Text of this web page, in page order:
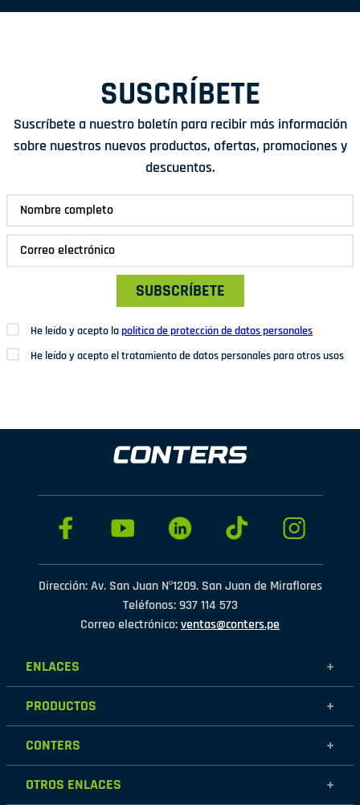
SUSCRÍBETE
Suscríbete a nuestro boletín para recibir más información
sobre nuestros nuevos productos, ofertas, promociones y
descuentos.
SUBSCRÍBETE
He leído y acepto lapolítica de protección de datos personales
He leído y acepto el tratamiento de datos personales para otros usos
Dirección: Av. San Juan Nº1209. San Juan de Miraflores
Teléfonos: 937 114 573
Correo electrónico:ventas@conters.pe
ENLACES +
Mujer
Hombre
PRODUCTOS +
Calzados
Zapatillas
CONTERS +
Nosotros
Contáctanos
OTROS ENLACES +